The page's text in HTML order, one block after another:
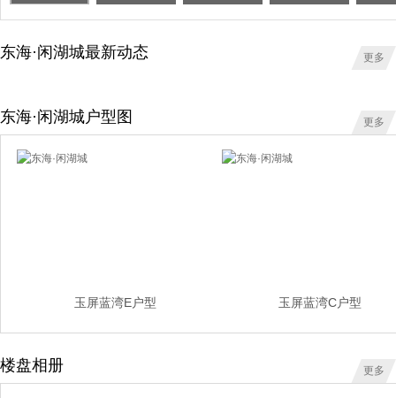
东海·闲湖城最新动态 更多
东海·闲湖城户型图 更多
玉屏蓝湾E户型 玉屏蓝湾C户型
楼盘相册 更多